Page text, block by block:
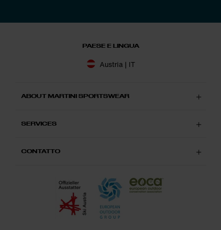
PAESE E LINGUA
Austria | IT
ABOUT MARTINI SPORTSWEAR
SERVICES
CONTATTO